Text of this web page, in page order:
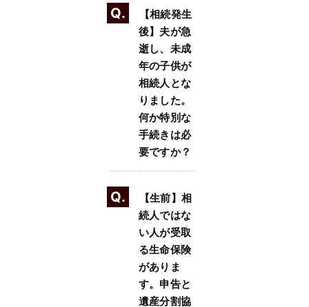
Q.
【相続発生
後】夫が急
逝し、未成
年の子供が
相続人とな
りました。
何か特別な
手続きは必
要ですか？
Q.
【生前】相
続人ではな
い人が受取
る生命保険
がありま
す。申告と
遺産分割協